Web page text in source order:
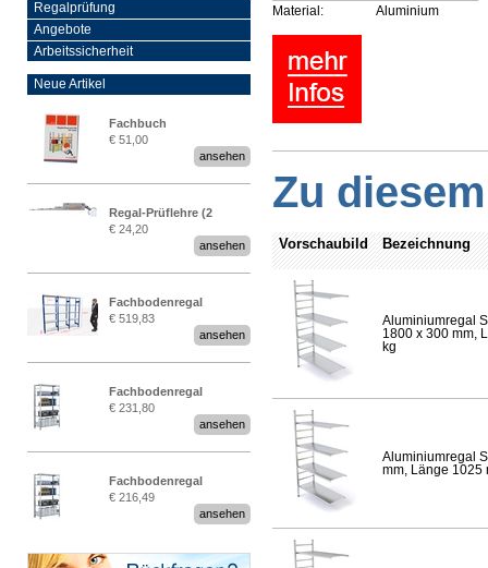
Regalprüfung
Angebote
Arbeitssicherheit
Neue Artikel
Fachbuch
„Regalprüfung nach DIN
€ 51,00
ansehen
Regal-Prüflehre (2
Stück)
€ 24,20
ansehen
Fachbodenregal
Stecksystem MultiPlus
2,25 Meter breit
€ 519,83
ansehen
Fachbodenregal
Stecksystem MultiPlus
€ 231,80
ansehen
Fachbodenregal
Stecksystem MultiPlus
€ 216,49
ansehen
Material:
Aluminium
Zu
Vorschaubild Bezeichnung
Aluminiumregal
1800 x 300 mm,
kg
Aluminiumregal
mm, Länge 1025